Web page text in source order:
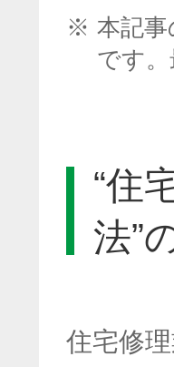
※ 本記
です
“住
法”
住宅修